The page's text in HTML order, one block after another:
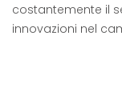
costantemente il
innovazioni nel